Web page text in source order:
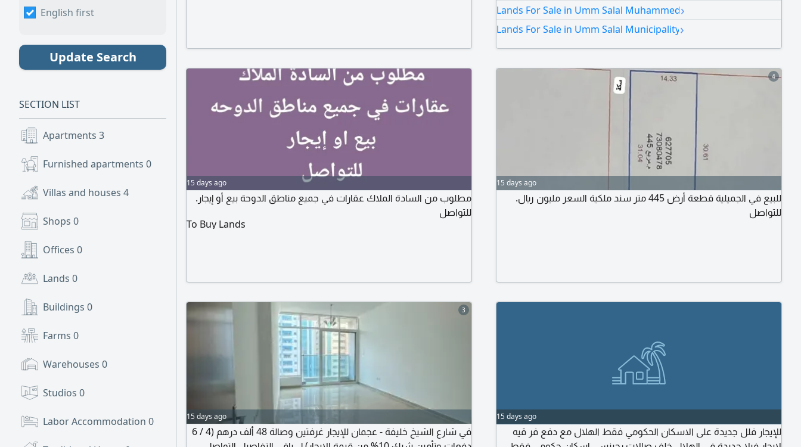
English first
Update Search
SECTION LIST
Apartments 3
Furnished apartments 0
Villas and houses 4
Shops 0
Offices 0
Lands 0
Buildings 0
Farms 0
Warehouses 0
Studios 0
Labor Accommodation 0
Lands For Sale in Umm Salal Muhammed›
Lands For Sale in Umm Salal Municipality›
15 days ago
مطلوب من السادة الملاك عقارات في جميع مناطق الدوحة بيع أو إيجار.
للتواصل
To Buy Lands
4
15 days ago
للبيع في الجميلية قطعة أرض 445 متر سند ملكية السعر مليون ريال.
للتواصل
3
15 days ago
في شارع الشيخ خليفة - عجمان للإيجار غرفتين وصالة 48 ألف درهم (4 / 6
15 days ago
للإيجار فلل جديدة على الاسكان الحكومي فقط الهلال مع دفع فر قيه